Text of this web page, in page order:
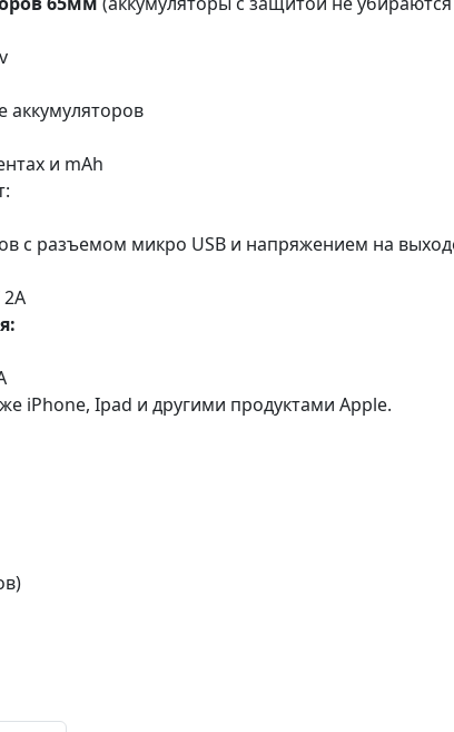
и mAh
с разъемом микро USB и напряжением на
iPhone, Ipad и другими продуктами Apple.